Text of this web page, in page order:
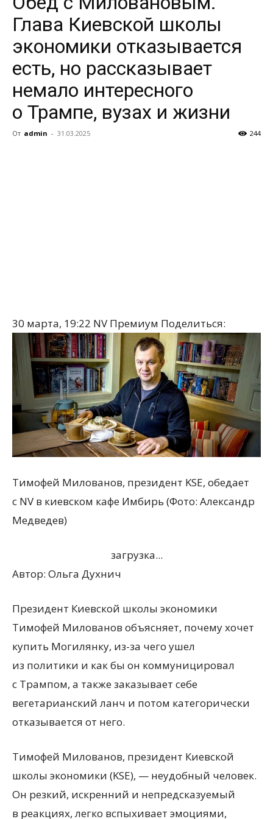
Глава Киевской школы
экономики отказывается
есть, но рассказывает
немало интересного
о Трампе, вузах и жизни
От admin - 31.03.2025 244
30 марта, 19:22 NV Премиум Поделиться:
Тимофей Милованов, президент KSE, обедает
с NV в киевском кафе Имбирь (Фото: Александр
Медведев)
загрузка...
Автор: Ольга Духнич
Президент Киевской школы экономики
Тимофей Милованов объясняет, почему хочет
купить Могилянку, из-за чего ушел
из политики и как бы он коммуницировал
с Трампом, а также заказывает себе
вегетарианский ланч и потом категорически
отказывается от него.
Тимофей Милованов, президент Киевской
школы экономики (KSE), — неудобный человек.
Он резкий, искренний и непредсказуемый
в реакциях, легко вспыхивает эмоциями,